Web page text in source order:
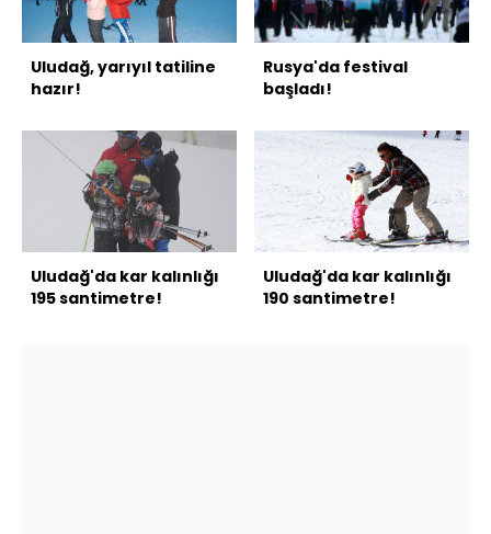
Uludağ, yarıyıl tatiline
hazır!
Rusya'da festival
başladı!
Uludağ'da kar kalınlığı
195 santimetre!
Uludağ'da kar kalınlığı
190 santimetre!